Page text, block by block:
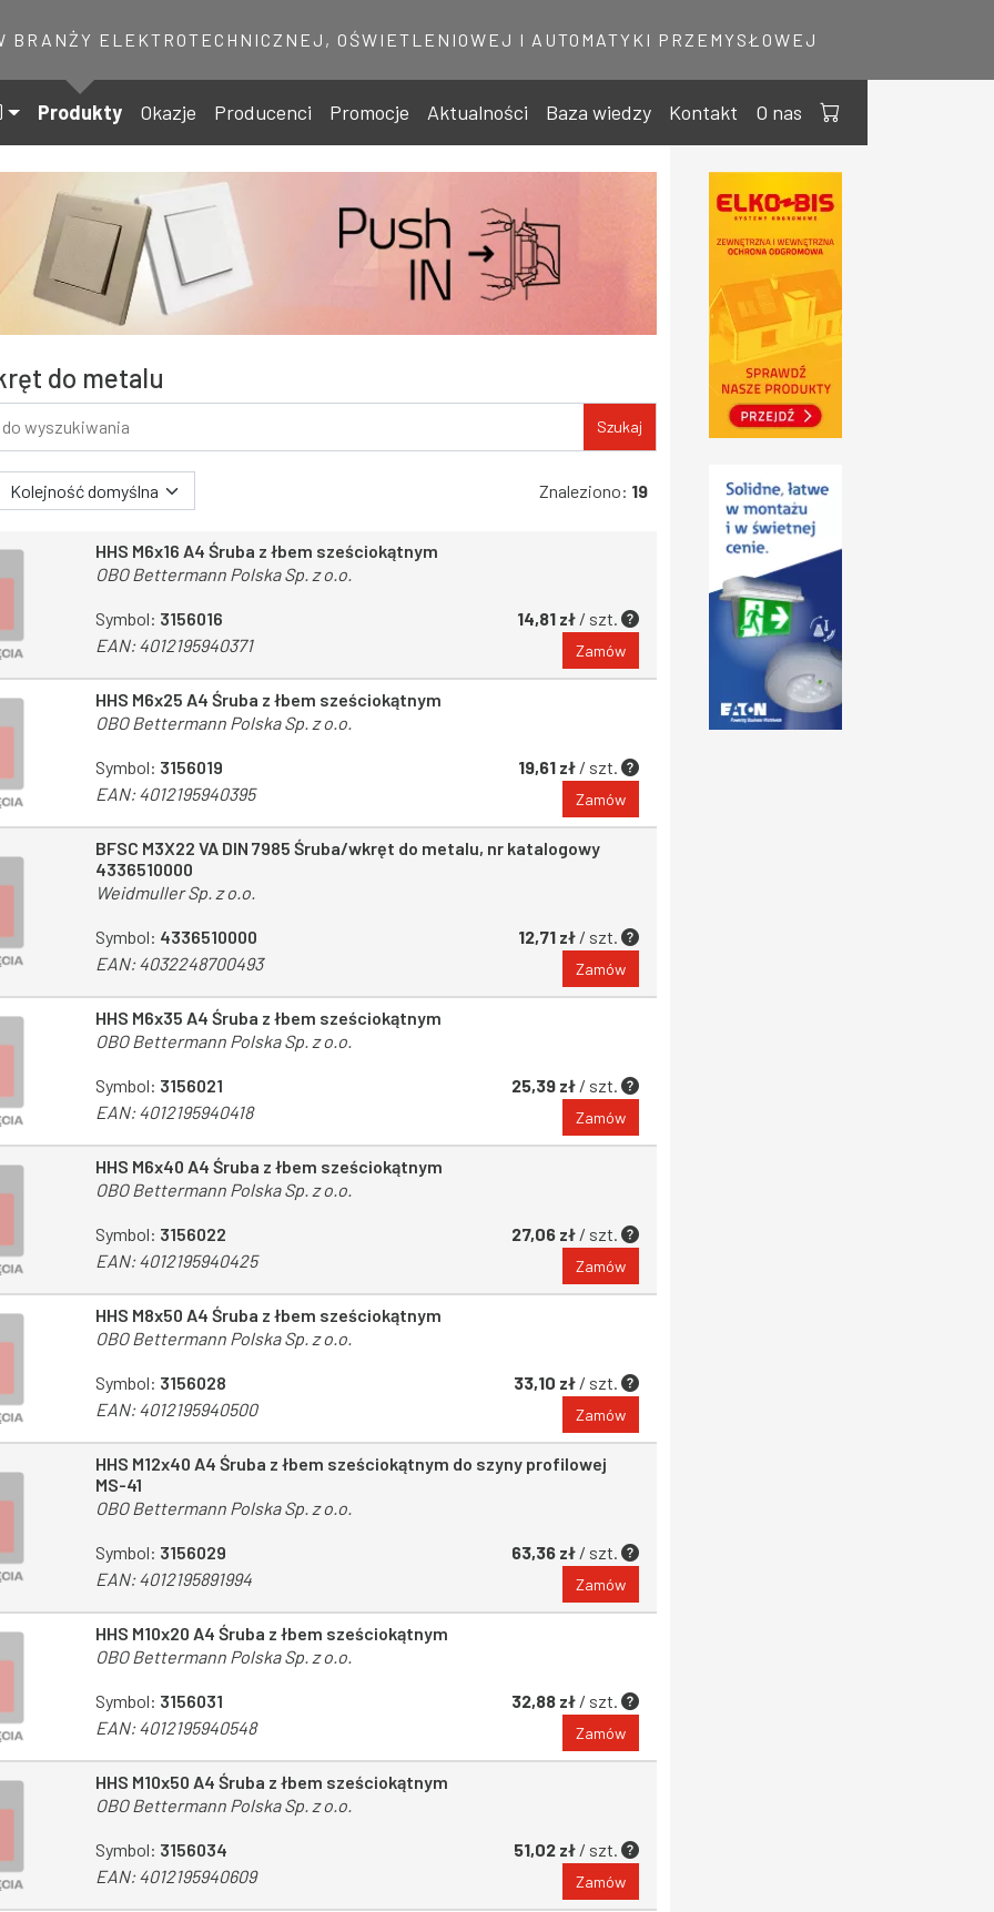
BRANŻY ELEKTROTECHNICZNEJ, OŚWIETLENIOWEJ I AUTOMATYKI PRZEMYSŁOWEJ
Produkty Okazje Producenci Promocje Aktualności Baza wiedzy Kontakt O nas
do metalu
Szukaj
Znaleziono: 19
HHS M6x16 A4 Śruba z łbem sześciokątnym
OBO Bettermann Polska Sp. z o.o.
Symbol: 3156016
EAN:4012195940371
14,81 zł / szt.
Zamów
HHS M6x25 A4 Śruba z łbem sześciokątnym
OBO Bettermann Polska Sp. z o.o.
Symbol: 3156019
EAN:4012195940395
19,61 zł / szt.
Zamów
BFSC M3X22 VA DIN 7985 Śruba/wkręt do metalu, nr katalogowy
4336510000
Weidmuller Sp. z o.o.
Symbol: 4336510000
EAN:4032248700493
12,71 zł / szt.
Zamów
HHS M6x35 A4 Śruba z łbem sześciokątnym
OBO Bettermann Polska Sp. z o.o.
Symbol: 3156021
EAN:4012195940418
25,39 zł / szt.
Zamów
HHS M6x40 A4 Śruba z łbem sześciokątnym
OBO Bettermann Polska Sp. z o.o.
Symbol: 3156022
EAN:4012195940425
27,06 zł / szt.
Zamów
HHS M8x50 A4 Śruba z łbem sześciokątnym
OBO Bettermann Polska Sp. z o.o.
Symbol: 3156028
EAN:4012195940500
33,10 zł / szt.
Zamów
HHS M12x40 A4 Śruba z łbem sześciokątnym do szyny profilowej
MS-41
OBO Bettermann Polska Sp. z o.o.
Symbol: 3156029
EAN:4012195891994
63,36 zł / szt.
Zamów
HHS M10x20 A4 Śruba z łbem sześciokątnym
OBO Bettermann Polska Sp. z o.o.
Symbol: 3156031
EAN:4012195940548
32,88 zł / szt.
Zamów
HHS M10x50 A4 Śruba z łbem sześciokątnym
OBO Bettermann Polska Sp. z o.o.
Symbol: 3156034
EAN:4012195940609
51,02 zł / szt.
Zamów